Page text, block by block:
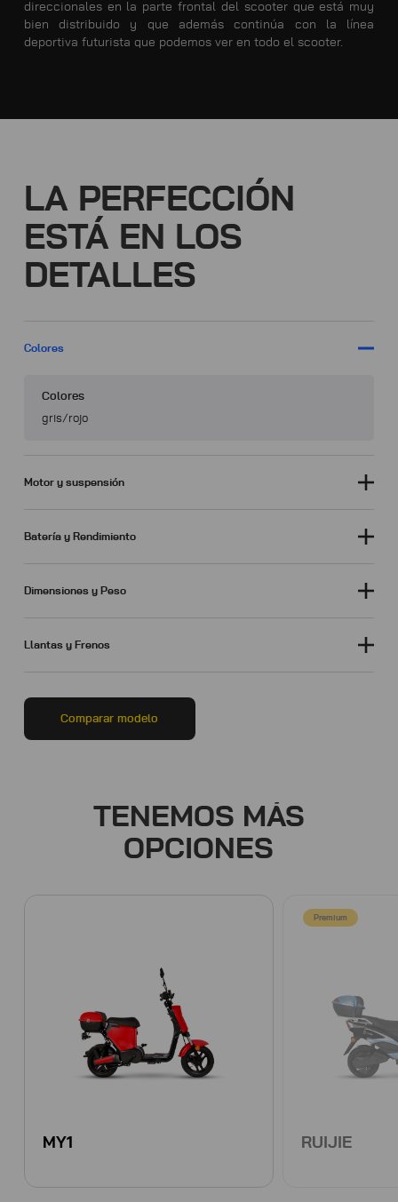
direccionales en la parte frontal del scooter que está muy
bien distribuido y que además continúa con la línea
deportiva futurista que podemos ver en todo el scooter.
LA PERFECCIÓN
ESTÁ EN LOS
DETALLES
Colores
Colores
gris/rojo
Motor y suspensión
Batería y Rendimiento
Dimensiones y Peso
Llantas y Frenos
Comparar modelo
TENEMOS MÁS
OPCIONES
MY1
Premium
RUIJIE